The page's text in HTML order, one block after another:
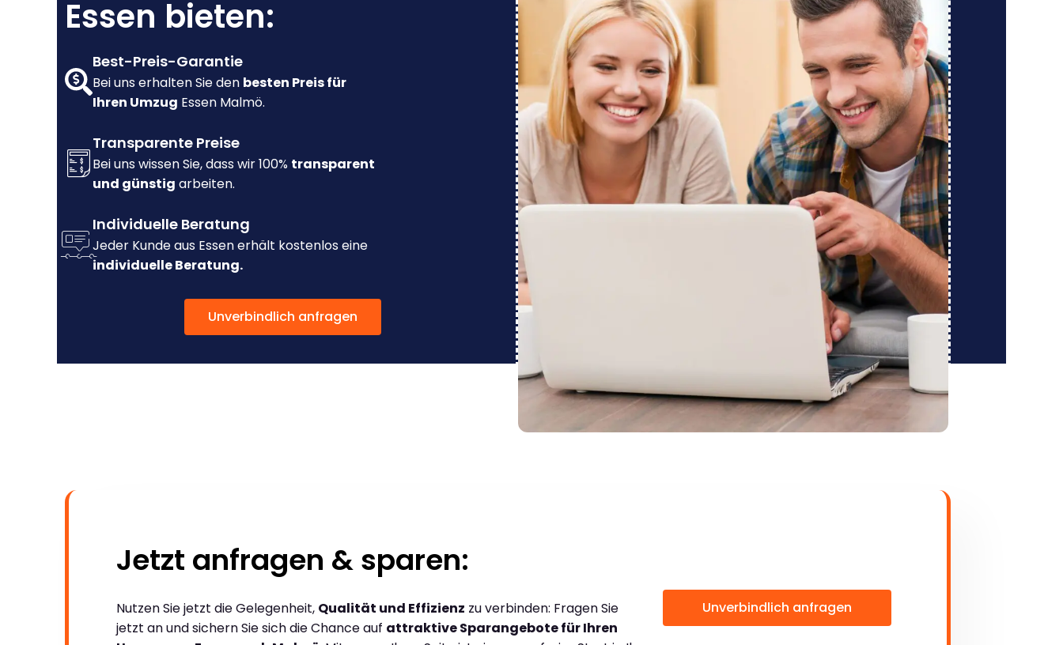
Essen bieten:
Best-Preis-Garantie
Bei uns erhalten Sie den besten Preis für
Ihren Umzug Essen Malmö.
Transparente Preise
Bei uns wissen Sie, dass wir 100% transparent
und günstig arbeiten.
Individuelle Beratung
Jeder Kunde aus Essen erhält kostenlos eine
individuelle Beratung.
Unverbindlich anfragen
Jetzt anfragen & sparen:
Nutzen Sie jetzt die Gelegenheit, Qualität und Effizienz zu verbinden: Fragen Sie
jetzt an und sichern Sie sich die Chance auf attraktive Sparangebote für Ihren
Unverbindlich anfragen